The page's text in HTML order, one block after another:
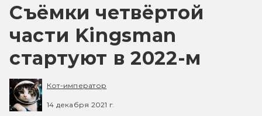
Съёмки четвёртой
части Kingsman
стартуют в 2022-м
Кот-император
14 декабря 2021 г.